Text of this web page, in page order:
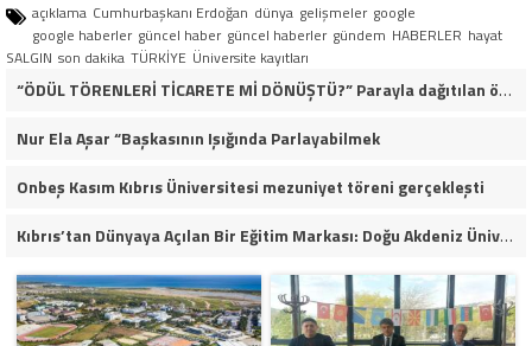
açıklama Cumhurbaşkanı Erdoğan dünya gelişmeler google
google haberler güncel haber güncel haberler gündem HABERLER hayat
SALGIN son dakika TÜRKİYE Üniversite kayıtları
“ÖDÜL TÖRENLERİ TİCARETE Mİ DÖNÜŞTÜ?” Parayla dağıtılan ödüller iddiası gündemde!
Nur Ela Aşar “Başkasının Işığında Parlayabilmek
Onbeş Kasım Kıbrıs Üniversitesi mezuniyet töreni gerçekleşti
Kıbrıs’tan Dünyaya Açılan Bir Eğitim Markası: Doğu Akdeniz Üniversitesi